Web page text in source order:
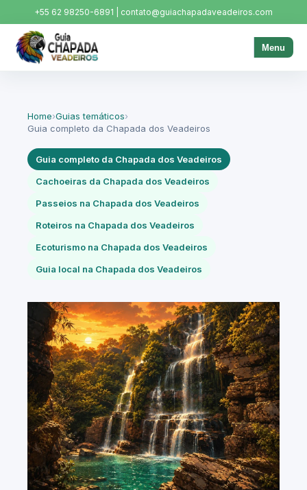
+55 62 98250-6891 | contato@guiachapadaveadeiros.com
Menu
Home›Guias temáticos›
Guia completo da Chapada dos Veadeiros
Guia completo da Chapada dos Veadeiros
Cachoeiras da Chapada dos Veadeiros
Passeios na Chapada dos Veadeiros
Roteiros na Chapada dos Veadeiros
Ecoturismo na Chapada dos Veadeiros
Guia local na Chapada dos Veadeiros